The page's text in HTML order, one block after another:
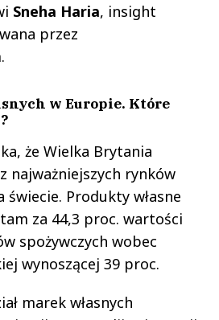
Sneha Haria, insight
przez
w Europie. Które
że Wielka Brytania
najważniejszych rynków
świecie. Produkty własne
za 44,3 proc. wartości
spożywczych wobec
wynoszącej 39 proc.
marek własnych